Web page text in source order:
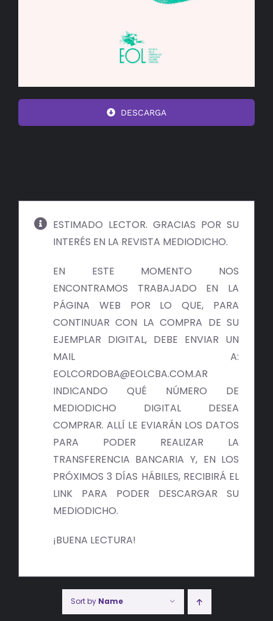
DESCARGA
ESTIMADO LECTOR. GRACIAS POR SU
INTERÉS EN LA REVISTA MEDIODICHO.
EN ESTE MOMENTO NOS
ENCONTRAMOS TRABAJADO EN LA
PÁGINA WEB POR LO QUE, PARA
CONTINUAR CON LA COMPRA DE SU
EJEMPLAR DIGITAL, DEBE ENVIAR UN
MAIL A:
EOLCORDOBA@EOLCBA.COM.AR
INDICANDO QUÉ NÚMERO DE
MEDIODICHO DIGITAL DESEA
COMPRAR. ALLÍ LE EVIARÁN LOS DATOS
PARA PODER REALIZAR LA
TRANSFERENCIA BANCARIA Y, EN LOS
PRÓXIMOS 3 DÍAS HÁBILES, RECIBIRÁ EL
LINK PARA PODER DESCARGAR SU
MEDIODICHO.
¡BUENA LECTURA!
Sort by Name